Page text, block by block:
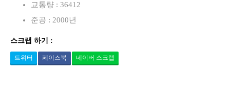
교통량 : 36412
준공 : 2000년
스크랩 하기 :
트위터 페이스북 네이버 스크랩